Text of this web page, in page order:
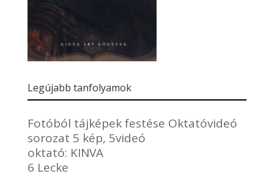
Legújabb tanfolyamok
Fotóból tájképek festése Oktatóvideó
sorozat 5 kép, 5videó
oktató: KINVA
6 Lecke